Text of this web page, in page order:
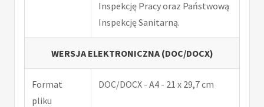
Inspekcję Pracy oraz Państwową
Inspekcję Sanitarną.
WERSJA ELEKTRONICZNA (DOC/DOCX)
Format
pliku
DOC/DOCX - A4 - 21 x 29,7 cm